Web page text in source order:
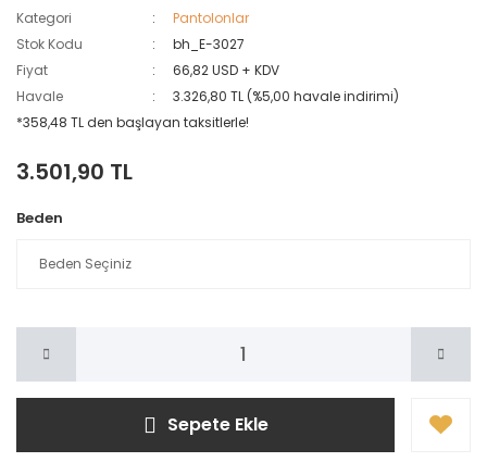
Kategori
Pantolonlar
Stok Kodu
bh_E-3027
Fiyat
66,82 USD + KDV
Havale
3.326,80 TL (%5,00 havale indirimi)
*358,48 TL den başlayan taksitlerle!
3.501,90 TL
Beden
Sepete Ekle